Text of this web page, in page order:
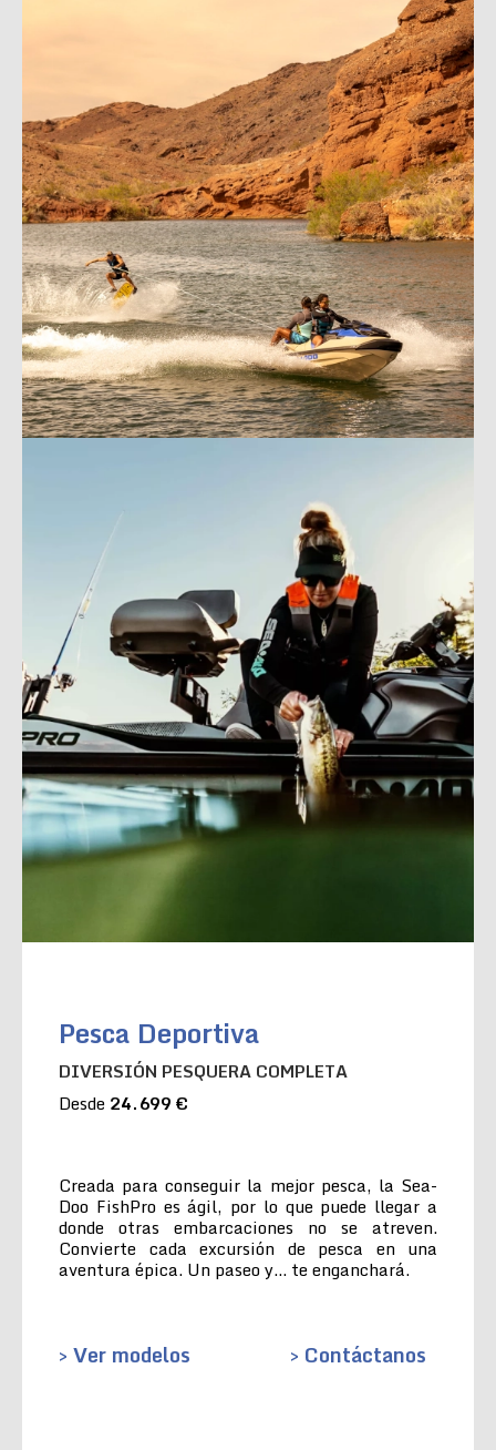
Pesca Deportiva
DIVERSIÓN PESQUERA COMPLETA
Desde 24.699 €
Creada para conseguir la mejor pesca, la Sea-
Doo FishPro es ágil, por lo que puede llegar a
donde otras embarcaciones no se atreven.
Convierte cada excursión de pesca en una
aventura épica. Un paseo y… te enganchará.
> Ver modelos > Contáctanos